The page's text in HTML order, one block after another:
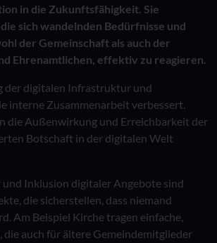
in die Zukunftsfähigkeit. Sie
sich wandelnden Bedürfnisse und
der Gemeinschaft als auch der
Ehrenamtlichen, effektiv zu reagieren.
der digitalen Infrastruktur und
interne Zusammenarbeit verbessert.
die Außenwirkung und Erreichbarkeit der
Botschaft in der digitalen Welt
Inklusion digitaler Angebote sind
die sicherstellen, dass niemand
Am Beispiel Kirche tragen einfache,
die auch für ältere Gemeindemitglieder